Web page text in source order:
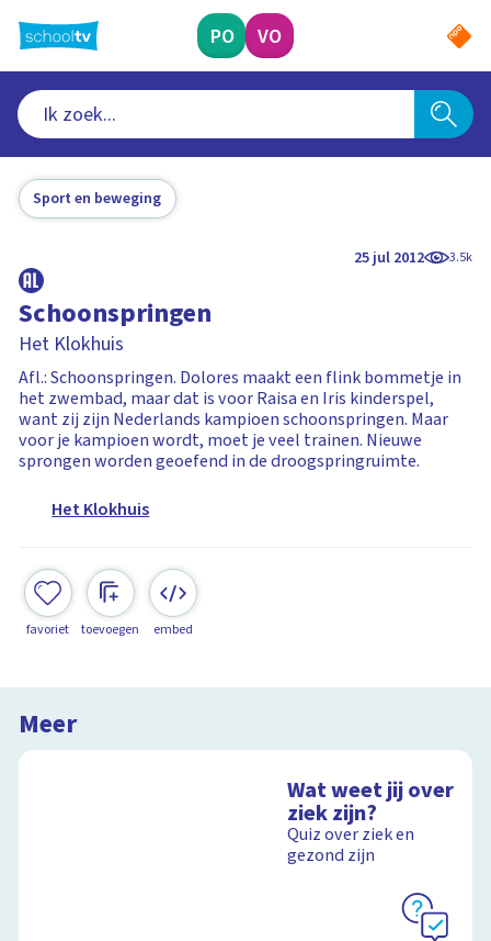
naar
hoofdinhoud
PO VO
Sport en beweging
25 jul 2012 3.5k
Schoonspringen
Het Klokhuis
Afl.: Schoonspringen. Dolores maakt een flink bommetje in
het zwembad, maar dat is voor Raisa en Iris kinderspel,
want zij zijn Nederlands kampioen schoonspringen. Maar
voor je kampioen wordt, moet je veel trainen. Nieuwe
sprongen worden geoefend in de droogspringruimte.
Het Klokhuis
favoriet toevoegen embed
Meer
Wat weet jij over
ziek zijn?
Quiz over ziek en
gezond zijn